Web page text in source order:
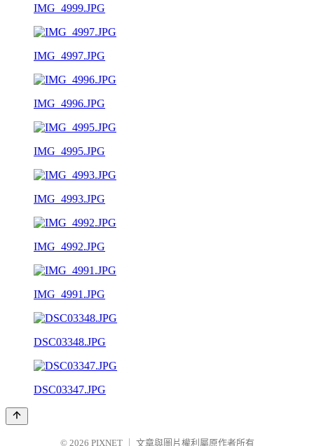
IMG_4999.JPG
IMG_4997.JPG
IMG_4996.JPG
IMG_4995.JPG
IMG_4993.JPG
IMG_4992.JPG
IMG_4991.JPG
DSC03348.JPG
DSC03347.JPG
© 2026 PIXNET 文章與圖片權利屬原作者所有